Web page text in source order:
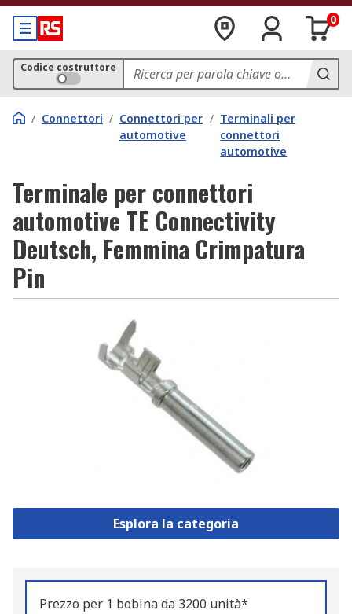
0
Codice costruttore
/ Connettori / Connettori per
automotive
/ Terminali per
connettori
automotive
Terminale per connettori
automotive TE Connectivity
Deutsch, Femmina Crimpatura
Pin
Esplora la categoria
Prezzo per 1 bobina da 3200 unità*